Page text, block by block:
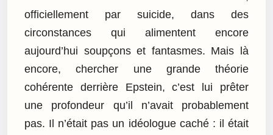
officiellement par suicide, dans des
circonstances qui alimentent encore
aujourd’hui soupçons et fantasmes. Mais là
encore, chercher une grande théorie
cohérente derrière Epstein, c’est lui prêter
une profondeur qu’il n’avait probablement
pas. Il n’était pas un idéologue caché : il était